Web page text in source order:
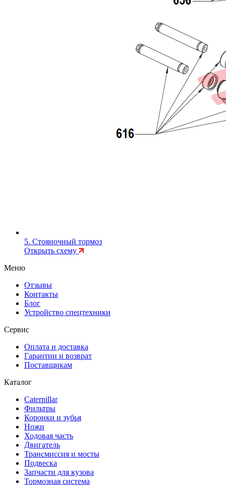
5. Стояночный тормоз
Открыть схему
Меню
Отзывы
Контакты
Блог
Устройство спецтехники
Сервис
Оплата и доставка
Гарантии и возврат
Поставщикам
Каталог
Caterpillar
Фильтры
Коронки и зубья
Ножи
Ходовая часть
Двигатель
Трансмиссия и мосты
Подвеска
Запчасти для кузова
Тормозная система